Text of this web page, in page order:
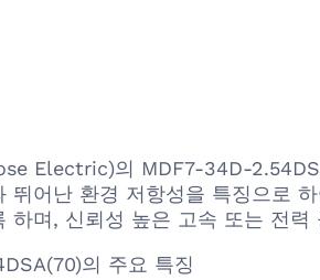
Electric)의 MDF7-34D-
뛰어난 환경 저항성을 특징으로
하며, 신뢰성 높은 고속 또는 전력
의 주요 특징